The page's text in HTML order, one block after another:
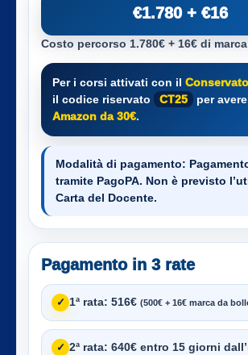
€1.780 + €16
Costo percorso 1.780€ + 16€ di
Per i corsi attivati con il
il codice riservato
CT25 per
Amazon da 30€.
Modalità di pagamento:
tramite PagoPA. Non è previsto
Carta del Docente.
Pagamento in 3 rate
✓ 1ª rata: 516€ (500€ + 16€ marca da
✓ 2ª rata: 640€ entro 15 giorni